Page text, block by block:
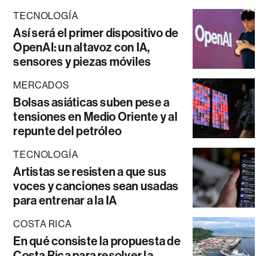
TECNOLOGÍA
Así será el primer dispositivo de
OpenAI: un altavoz con IA,
sensores y piezas móviles
MERCADOS
Bolsas asiáticas suben pese a
tensiones en Medio Oriente y al
repunte del petróleo
TECNOLOGÍA
Artistas se resisten a que sus
voces y canciones sean usadas
para entrenar a la IA
COSTA RICA
En qué consiste la propuesta de